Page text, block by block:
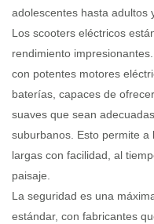
adolescentes hasta adultos
Los scooters eléctricos
rendimiento
con potentes motores
baterías, capaces de
suaves que sean
suburbanos. Esto permite
largas con facilidad, al
paisaje.
La seguridad es una
estándar, con fabricantes